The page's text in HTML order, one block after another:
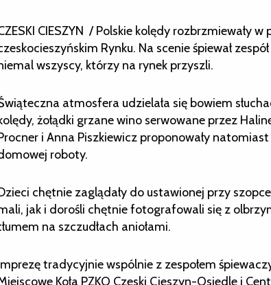
CIESZYN / Polskie kolędy rozbrzmiewały
Rynku. Na scenie śpiewał
wszyscy, którzy na rynek przyszli.
atmosfera udzielała się bowiem
żołądki grzane wino serwowane przez
i Anna Piszkiewicz proponowały
roboty.
chętnie zaglądały do ustawionej przy
jak i dorośli chętnie fotografowali się z
na szczudłach aniołami.
tradycyjnie wspólnie z zespołem
Koła PZKO Czeski Cieszyn-Osiedle i